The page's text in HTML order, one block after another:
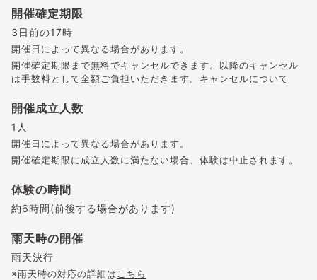
開催確定期限
3日前の17時
開催日によって異なる場合があります。
開催確定期限まで無料でキャンセルできます。以降のキャンセル
は手数料として全額ご負担いただきます。 キャンセルについて
開催成立人数
1人
開催日によって異なる場合があります。
開催確定期限に成立人数に満たない場合、体験は中止されます。
体験の時間
約6時間(前後する場合があります)
雨天時の開催
雨天決行
※雨天時の対応の詳細は こちら